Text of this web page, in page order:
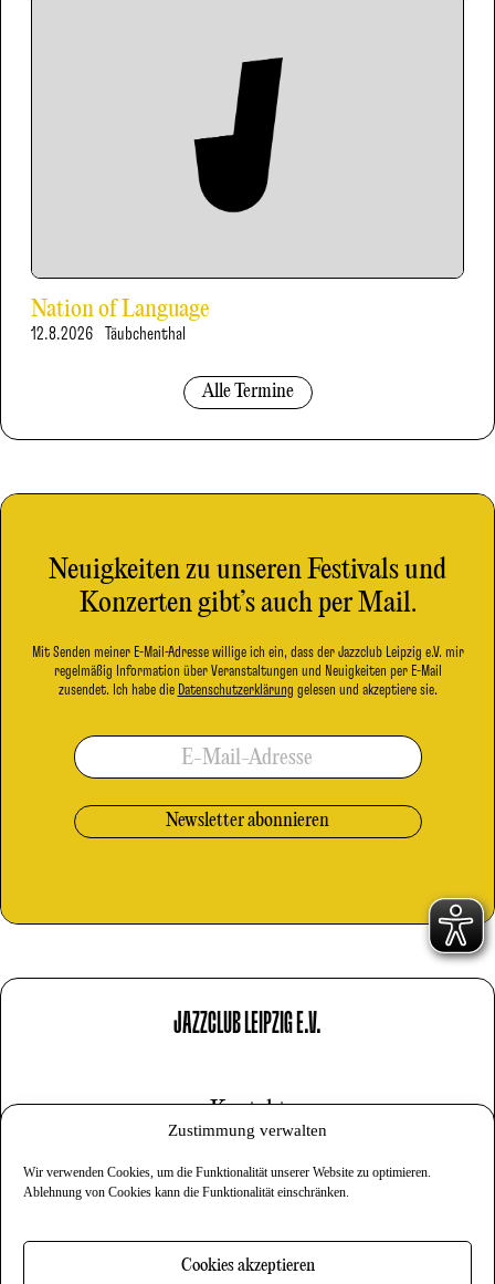
Zustimmung verwalten
Wir verwenden Cookies, um die Funktionalität unserer Website zu optimieren.
Ablehnung von Cookies kann die Funktionalität einschränken.
Cookies akzeptieren
Nation of Language
12.8.2026 Täubchenthal
Alle Termine
Neuigkeiten zu unseren Festivals und
Konzerten gibt’s auch per Mail.
Mit Senden meiner E-Mail-Adresse willige ich ein, dass der Jazzclub Leipzig e.V. mir
regelmäßig Information über Veranstaltungen und Neuigkeiten per E-Mail
zusendet. Ich habe die Datenschutzerklärung gelesen und akzeptiere sie.
E-Mail-Adresse
JAZZCLUB LEIPZIG E.V.
Kontakt
Datenschutz